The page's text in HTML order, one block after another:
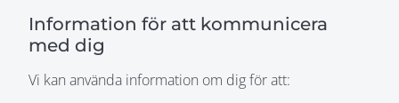
Information för att kommunicera
med dig
Vi kan använda information om dig för att: